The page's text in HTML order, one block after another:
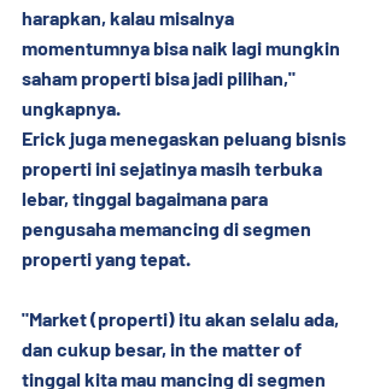
harapkan, kalau misalnya
momentumnya bisa naik lagi mungkin
saham properti bisa jadi pilihan,"
ungkapnya.
Erick juga menegaskan peluang bisnis
properti ini sejatinya masih terbuka
lebar, tinggal bagaimana para
pengusaha memancing di segmen
properti yang tepat.
"Market (properti) itu akan selalu ada,
dan cukup besar, in the matter of
tinggal kita mau mancing di segmen